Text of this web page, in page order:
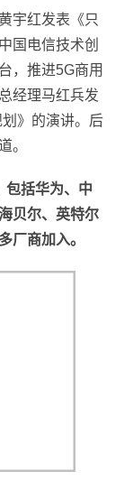
宇红发表《只
国电信技术创
，推进5G商用
经理马红兵发
》的演讲。后
。
包括华为、中
贝尔、英特尔
厂商加入。